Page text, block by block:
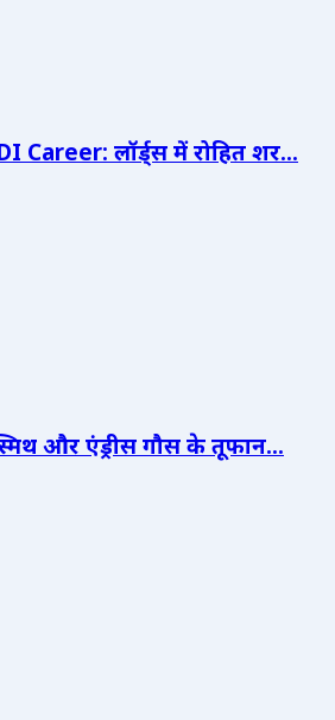
Career: लॉर्ड्स में रोहित शर...
और एंड्रीस गौस के तूफान...